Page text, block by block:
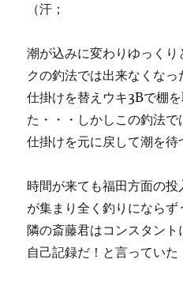
（汗；
潮が込みに変わりゆっく
クの釣法では出来なくなっ
仕掛けを替えウキ3Bで棚
た・・・しかしこの釣法
仕掛けを元に戻して潮を待
時間が来ても福田方面の投
が集まり全く釣りにならず
隣の斎藤君はコンスタン
自己記録だ！と言っていた